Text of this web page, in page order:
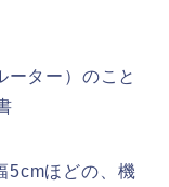
ーター）のこと
5cmほどの、機